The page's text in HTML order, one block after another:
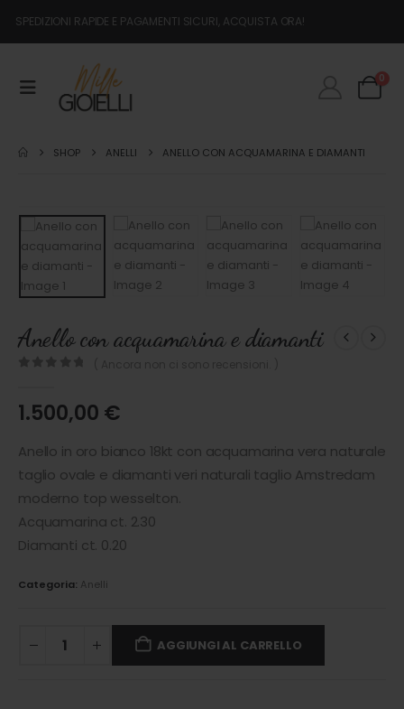
SPEDIZIONI RAPIDE E PAGAMENTI SICURI, ACQUISTA ORA!
0
SHOP ANELLI ANELLO CON ACQUAMARINA E DIAMANTI
Anello con acquamarina e diamanti
1.500,00 €
Anello in oro bianco 18kt con acquamarina vera naturale
taglio ovale e diamanti veri naturali taglio Amstredam
moderno top wesselton.
Acquamarina ct. 2.30
Diamanti ct. 0.20
Categoria: Anelli
AGGIUNGI AL CARRELLO